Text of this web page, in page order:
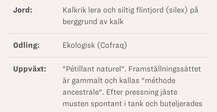
Jord:
Kalkrik lera och siltig flintjord (silex) på
berggrund av kalk
Odling: Ekologisk (Cofraq)
Uppväxt:
"Pétillant naturel". Framställningssättet
är gammalt och kallas "méthode
ancestrale". Efter pressning jäste
musten spontant i tank och buteljerades